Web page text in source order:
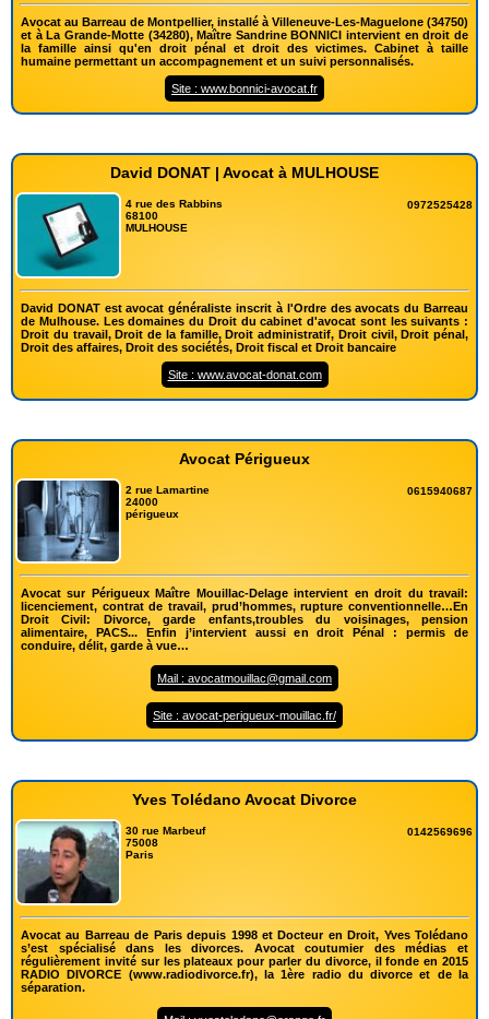
Avocat au Barreau de Montpellier, installé à Villeneuve-Les-Maguelone (34750)
et à La Grande-Motte (34280), Maître Sandrine BONNICI intervient en droit de
la famille ainsi qu'en droit pénal et droit des victimes. Cabinet à taille
humaine permettant un accompagnement et un suivi personnalisés.
Site : www.bonnici-avocat.fr
David DONAT | Avocat à MULHOUSE
4 rue des Rabbins
68100
MULHOUSE
0972525428
David DONAT est avocat généraliste inscrit à l'Ordre des avocats du Barreau
de Mulhouse. Les domaines du Droit du cabinet d'avocat sont les suivants :
Droit du travail, Droit de la famille, Droit administratif, Droit civil, Droit pénal,
Droit des affaires, Droit des sociétés, Droit fiscal et Droit bancaire
Site : www.avocat-donat.com
Avocat Périgueux
2 rue Lamartine
24000
périgueux
0615940687
Avocat sur Périgueux Maître Mouillac-Delage intervient en droit du travail:
licenciement, contrat de travail, prud’hommes, rupture conventionnelle…En
Droit Civil: Divorce, garde enfants,troubles du voisinages, pension
alimentaire, PACS... Enfin j’intervient aussi en droit Pénal : permis de
conduire, délit, garde à vue…
Mail : avocatmouillac@gmail.com
Site : avocat-perigueux-mouillac.fr/
Yves Tolédano Avocat Divorce
30 rue Marbeuf
75008
Paris
0142569696
Avocat au Barreau de Paris depuis 1998 et Docteur en Droit, Yves Tolédano
s’est spécialisé dans les divorces. Avocat coutumier des médias et
régulièrement invité sur les plateaux pour parler du divorce, il fonde en 2015
RADIO DIVORCE (www.radiodivorce.fr), la 1ère radio du divorce et de la
séparation.